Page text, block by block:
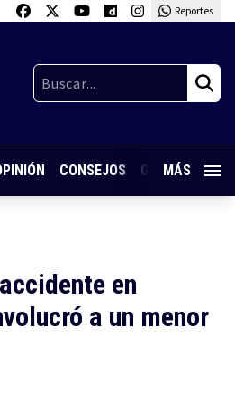
Reportes
CONSEJOS GUARDIA
MÁS
en
a un menor